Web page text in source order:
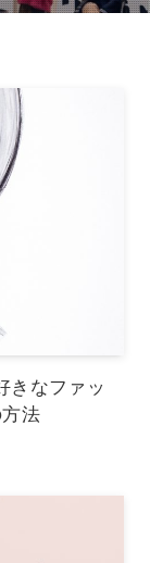
きなファッ
法